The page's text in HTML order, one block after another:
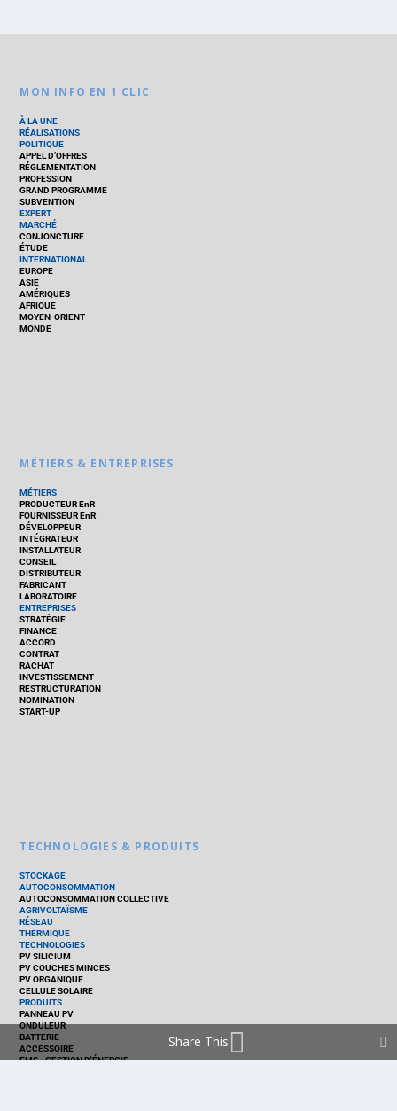
MON INFO EN 1 CLIC
À LA UNE
RÉALISATIONS
POLITIQUE
APPEL D’OFFRES
RÉGLEMENTATION
PROFESSION
GRAND PROGRAMME
SUBVENTION
EXPERT
MARCHÉ
CONJONCTURE
ÉTUDE
INTERNATIONAL
EUROPE
ASIE
AMÉRIQUES
AFRIQUE
MOYEN-ORIENT
MONDE
MÉTIERS & ENTREPRISES
MÉTIERS
PRODUCTEUR EnR
FOURNISSEUR EnR
DÉVELOPPEUR
INTÉGRATEUR
INSTALLATEUR
CONSEIL
DISTRIBUTEUR
FABRICANT
LABORATOIRE
ENTREPRISES
STRATÉGIE
FINANCE
ACCORD
CONTRAT
RACHAT
INVESTISSEMENT
RESTRUCTURATION
NOMINATION
START-UP
TECHNOLOGIES & PRODUITS
STOCKAGE
AUTOCONSOMMATION
AUTOCONSOMMATION COLLECTIVE
AGRIVOLTAÏSME
RÉSEAU
THERMIQUE
TECHNOLOGIES
PV SILICIUM
PV COUCHES MINCES
PV ORGANIQUE
CELLULE SOLAIRE
PRODUITS
PANNEAU PV
ONDULEUR
BATTERIE
ACCESSOIRE
EMS - GESTION D'ÉNERGIE
Share This